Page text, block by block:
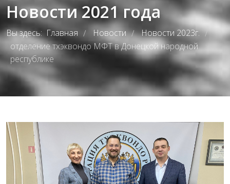
Новости 2021 года
Вы здесь: Главная / Новости / Новости 2023г. /
отделение тхэквондо МФТ в Донецкой народной
республике